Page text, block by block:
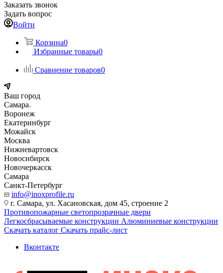
Заказать звонок
Задать вопрос
Войти
Корзина0
Избранные товары0
Сравнение товаров0
Ваш город
Самара
Воронеж
Екатеринбург
Можайск
Москва
Нижневартовск
Новосибирск
Новочеркасск
Самара
Санкт-Петербург
info@inoxprofile.ru
г. Самара, ул. Хасановская, дом 45, строение 2
Противопожарные светопрозрачные двери
Легкосбрасываемые конструкции Алюминиевые конструкции
Скачать каталог Скачать прайс-лист
Вконтакте